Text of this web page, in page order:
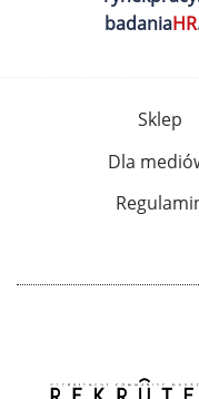
badaniaHR
Sklep
Dla